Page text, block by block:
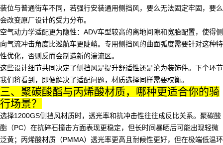
装位与普通街车不同，若强行安装通用侧挡风，要么无法固定牢固，要么
会改变原厂设计的受力分布。
空气动力学适配更为隐性：ADV车型较高的离地间隙和宽胎配置，使得侧
向气流冲击角度比巡航车更陡峭。专用侧挡风的曲面弧度需要针对这种特
性优化，否则反而会制造新的湍流区。
这些设计细节共同决定了侧挡风是提升舒适性还是沦为装饰件。下个环节
我们将看到，即便解决了适配问题，材质选择同样需要权衡。
三、聚碳酸酯与丙烯酸材质，哪种更适合你的骑
行场景？
选择1200GS侧挡风材质时，透光率和抗冲击性往往成反比关系。聚碳酸
酯（PC）在抗碎石撞击方面表现更稳定，但长时间暴晒后可能出现轻微
泛黄；丙烯酸材质（PMMA）透光率更高且耐候性更好，但在极端低温环